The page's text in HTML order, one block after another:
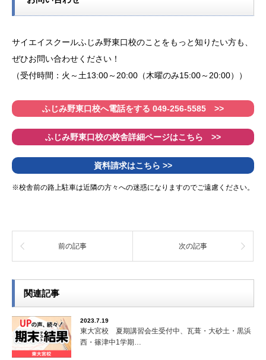
サイエイスクールふじみ野東口校のことをもっと知りたい方も、
ぜひお問い合わせください！
（受付時間：火～土13:00～20:00（木曜のみ15:00～20:00））
ふじみ野東口校へ電話をする 049-256-5585 >>
ふじみ野東口校の校舎詳細ページはこちら >>
資料請求はこちら >>
※校舎前の路上駐車は近隣の方々への迷惑になりますのでご遠慮ください。
前の記事 次の記事
関連記事
2023.7.19
東大宮校 夏期講習会生受付中、瓦葺・大砂土・黒浜
西・篠津中1学期…